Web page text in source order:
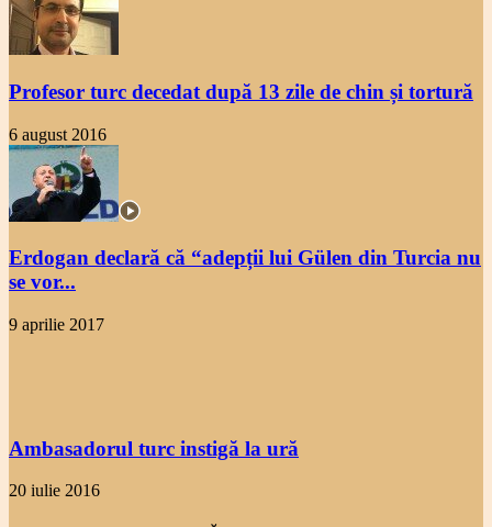
Profesor turc decedat după 13 zile de chin și tortură
6 august 2016
Erdogan declară că “adepții lui Gülen din Turcia nu
se vor...
9 aprilie 2017
Ambasadorul turc instigă la ură
20 iulie 2016